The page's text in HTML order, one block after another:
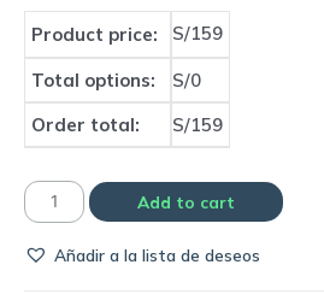
Product price: S/159
Total options:
S/0
Order total:
S/159
Camiseta
Madrid
Add to cart
Añadir a la lista de deseos